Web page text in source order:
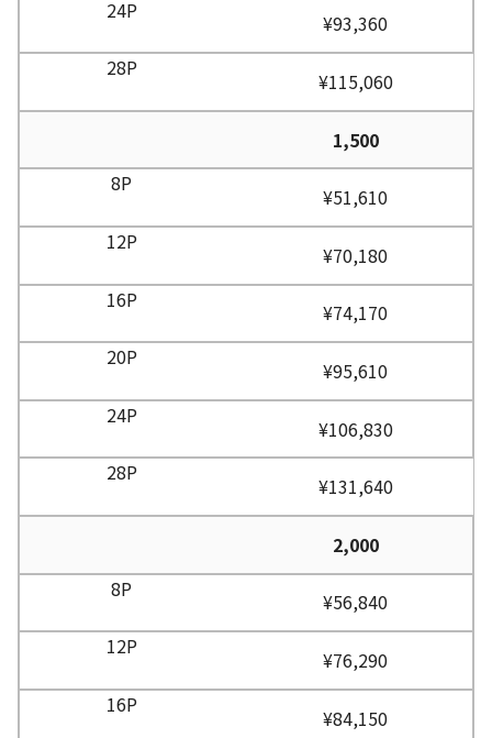
¥93,360
¥115,060
1,500
¥51,610
¥70,180
¥74,170
¥95,610
¥106,830
¥131,640
2,000
¥56,840
¥76,290
¥84,150